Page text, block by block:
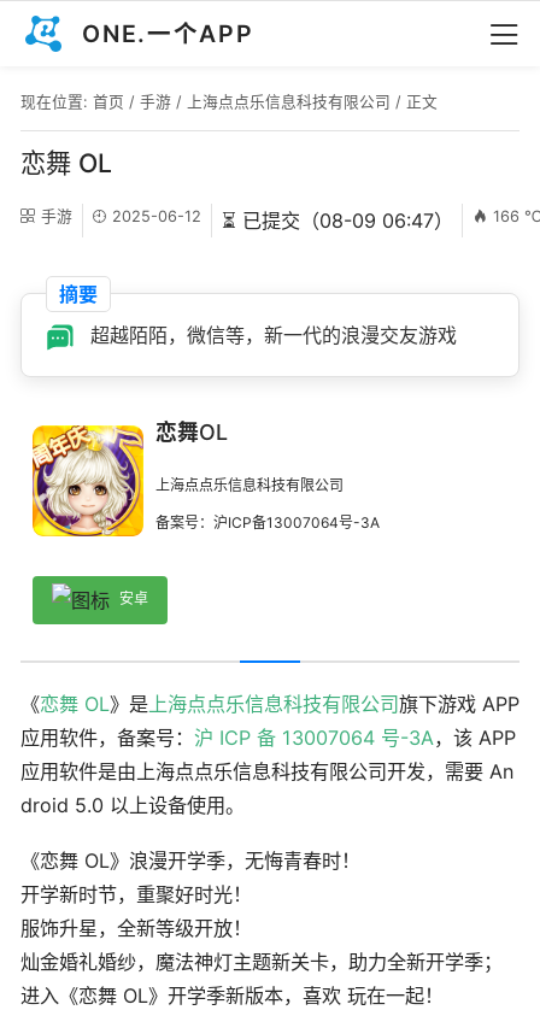
ONE.一个APP
现在位置: 首页 / 手游 / 上海点点乐信息科技有限公司 / 正文
恋舞 OL
手游 2025-06-12 ⏳ 已提交（08-09 06:47） 166
摘要
超越陌陌，微信等，新一代的浪漫交友游戏
恋舞OL
上海点点乐信息科技有限公司
备案号：沪ICP备13007064号-3A
安卓
《恋舞 OL》是 上海点点乐信息科技有限公司旗下游戏 APP
应用软件，备案号： 沪 ICP 备 13007064 号-3A，该 APP
应用软件是由上海点点乐信息科技有限公司开发，需要 An
droid 5.0 以上设备使用。
《恋舞 OL》浪漫开学季，无悔青春时！
开学新时节，重聚好时光！
服饰升星，全新等级开放！
灿金婚礼婚纱，魔法神灯主题新关卡，助力全新开学季；
进入《恋舞 OL》开学季新版本，喜欢 玩在一起！